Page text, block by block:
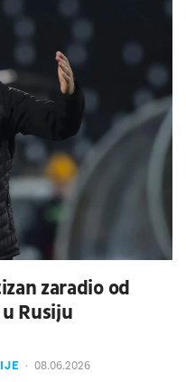
zaradio od
Rusiju
08.06.2026